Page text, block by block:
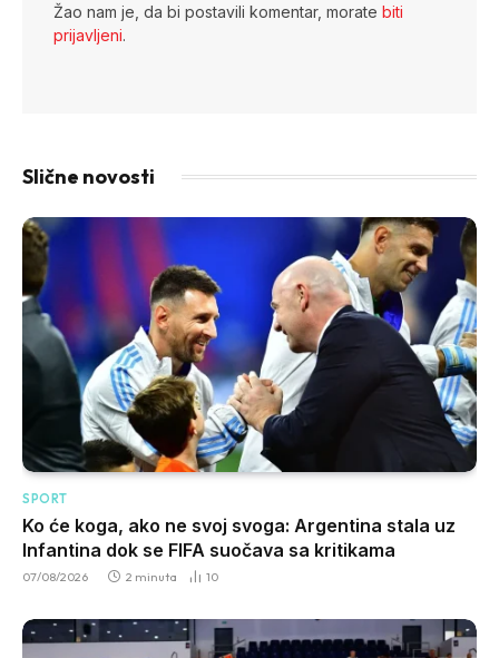
Žao nam je, da bi postavili komentar, morate biti
prijavljeni.
Slične novosti
SPORT
Ko će koga, ako ne svoj svoga: Argentina stala uz
Infantina dok se FIFA suočava sa kritikama
07/08/2026 2 minuta 10